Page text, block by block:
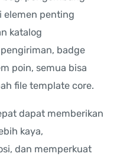
elemen penting
katalog
badge
poin, semua bisa
file template core.
dapat memberikan
kaya,
dan memperkuat